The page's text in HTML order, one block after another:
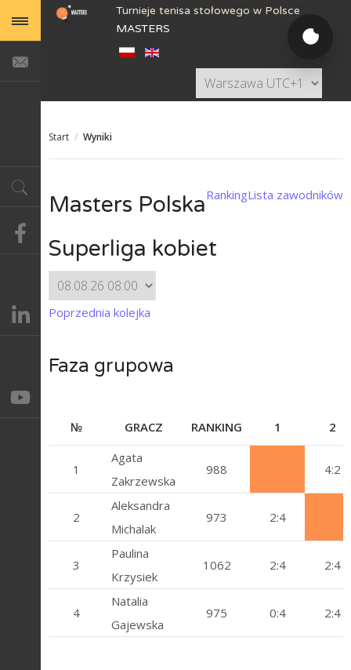
Turnieje tenisa stołowego w Polsce
MASTERS
Start / Wyniki
RankingLista zawodników
Masters Polska
Superliga kobiet
Poprzednia kolejka
Faza grupowa
№ GRACZ RANKING 1 2
1
Agata
Zakrzewska
988 4:2
2
Aleksandra
Michalak
973 2:4
3
Paulina
Krzysiek
1062 2:4 2:4
4
Natalia
Gajewska
975 0:4 2:4